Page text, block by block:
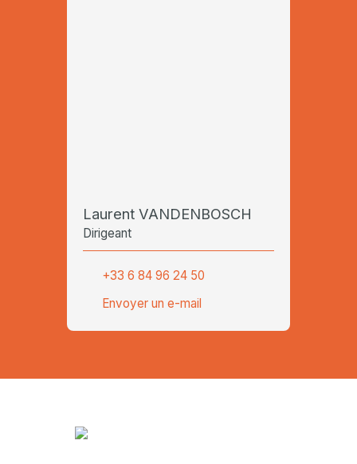
Laurent VANDENBOSCH
Dirigeant
+33 6 84 96 24 50
Envoyer un e-mail